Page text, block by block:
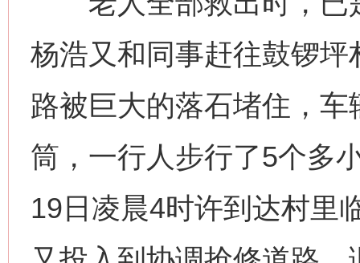
杨浩又和同事赶往鼓锣
路被巨大的落石堵住，
筒，一行人步行了5个多
19日凌晨4时许到达村里